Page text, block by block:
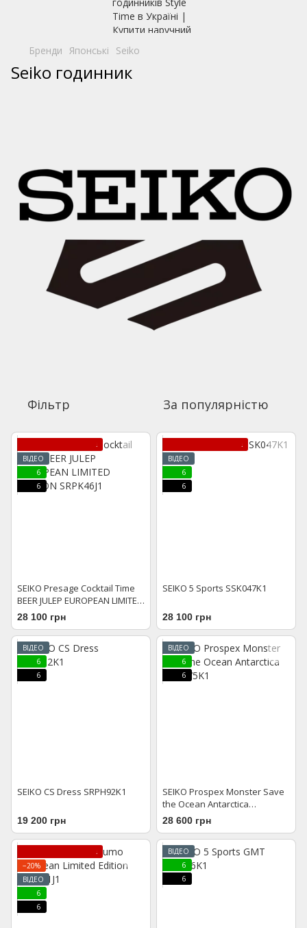
Бренди Японські Seiko
Seiko годинник
Фільтр За популярністю
ЛІМІТОВАНА МОДЕЛЬ
ВІДЕО
6
6
SEIKO Presage Cocktail Time
BEER JULEP EUROPEAN LIMITED
EDITION SRPK46J1
28 100 грн
ЛІМІТОВАНА МОДЕЛЬ
ВІДЕО
6
6
SEIKO 5 Sports SSK047K1
28 100 грн
ВІДЕО
6
6
SEIKO CS Dress SRPH92K1
19 200 грн
ВІДЕО
6
6
SEIKO Prospex Monster Save
the Ocean Antarctica
SRPH75K1
28 600 грн
ЛІМІТОВАНА МОДЕЛЬ
−20%
ВІДЕО
6
6
ВІДЕО
6
6